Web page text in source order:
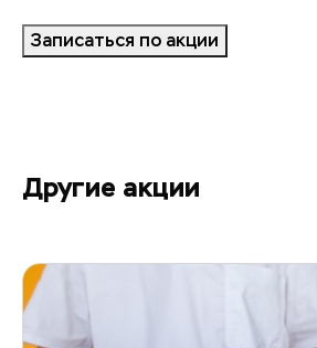
Записаться по акции
Другие акции